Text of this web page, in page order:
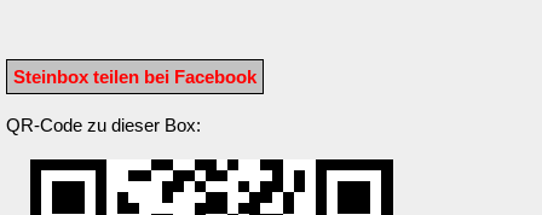
Steinbox teilen bei Facebook
QR-Code zu dieser Box: